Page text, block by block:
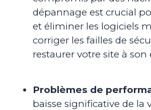
dépannage est crucial
et éliminer les logiciels
corriger les failles de
restaurer votre site à
Problèmes de
baisse significative de la